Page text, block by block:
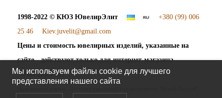
1998-2022 © КЮЗ ЮвелирЭлит
+380 (99) 006
25 46
Kiev.juvelit@gmail.com
Цены и стоимость ювелирных изделий, указанные на
сайте - действуют только для интернет-магазина
"ЮвелирЭлит".
Мы используем файлы cookie для лучшего
представления нашего сайта